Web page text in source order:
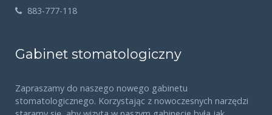
883-777-118
Gabinet stomatologiczny
Zapraszamy do naszego nowego gabinetu
stomatologicznego. Korzystając z nowoczesnych narzędzi